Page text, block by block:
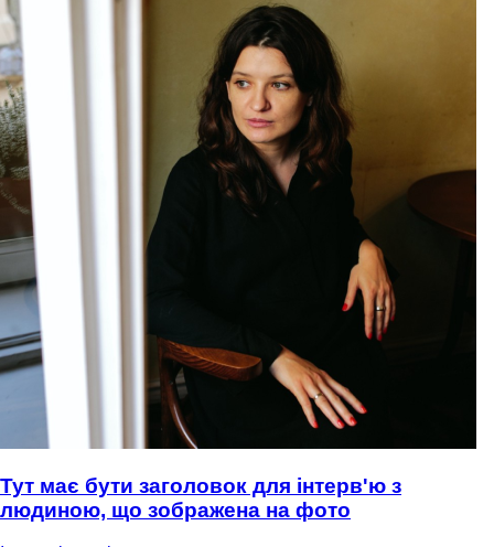
Тут має бути заголовок для інтерв'ю з
людиною, що зображена на фото